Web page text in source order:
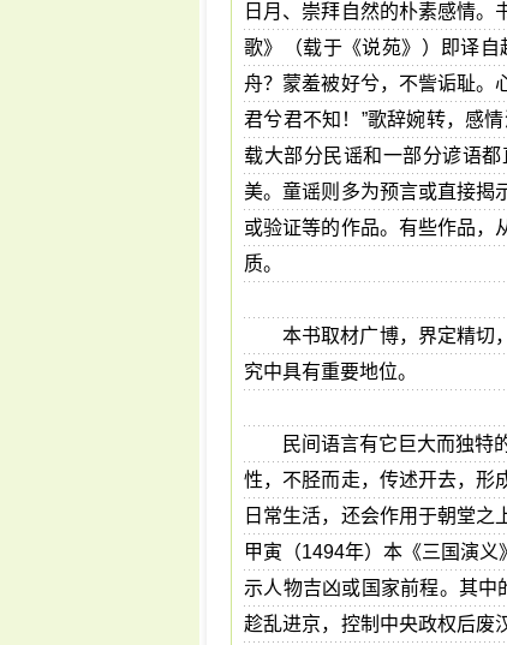
日月、崇拜自然的朴素感情
歌》（载于《说苑》）即译自
舟？蒙羞被好兮，不訾诟耻。
君兮君不知！”歌辞婉转，感
载大部分民谣和一部分谚语
美。童谣则多为预言或直接揭
或验证等的作品。有些作品，
质。
本书取材广博，界定精切
究中具有重要地位。
民间语言有它巨大而独特
性，不胫而走，传述开去，形
日常生活，还会作用于朝堂
甲寅（1494年）本《三国演
示人物吉凶或国家前程。其中
趁乱进京，控制中央政权后废